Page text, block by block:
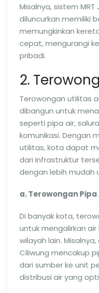
Misalnya, sistem
diluncurkan memiliki
memungkinkan
cepat, mengurangi
pribadi.
2.
Terowongan utilitas
dibangun untuk
seperti pipa air,
komunikasi. Dengan
utilitas, kota dapat
dari infrastruktur
dengan lebih mudah
a. Terowongan Pipa
Di banyak kota,
untuk mengalirkan
wilayah lain.
Ciliwung mencakup
dari sumber ke unit
distribusi air yang